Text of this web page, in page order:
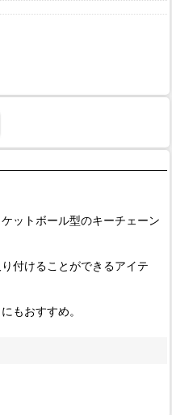
ットボール型のキーチェーン
付けることができるアイテ
もおすすめ。